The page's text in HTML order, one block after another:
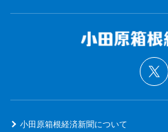
小田原箱根経済新聞について